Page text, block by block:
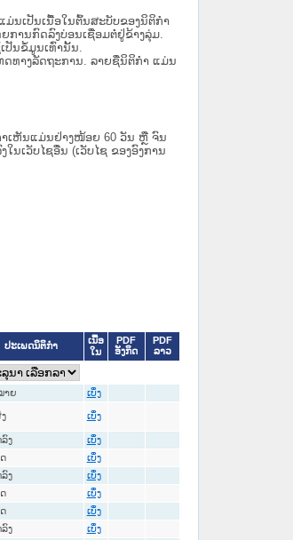
ມ່ນເປັນເນື້ອໃນຕົ້ນສະບັບຂອງນິຕິກໍາ
ການກົດລົງບ່ອນເຊື່ອມຕໍ່ຢູ່ຂ້າງລຸ່ມ.
ນຂໍ້ມູນເທົ່ານັ້ນ.
ທາງລັດຖະການ. ລາຍຊື່ນິຕິກຳ ແມ່ນ
າເຫັນແມ່ນຢ່າງໜ້ອຍ 60 ວັນ ຫຼື ຈົນ
ເວັບ​ໄຊ​ອື່ນ (ເວັບ​ໄຊ​ ຂອງອົງການ
ປະເພດນິຕິກຳ
ເນື້ອ
ໃນ
PDF
ອັງກິດ
PDF
ລາວ
າຍ ເບິ່ງ
ເບິ່ງ
ງ ເບິ່ງ
ເບິ່ງ
ງ ເບິ່ງ
ເບິ່ງ
ເບິ່ງ
ງ ເບິ່ງ